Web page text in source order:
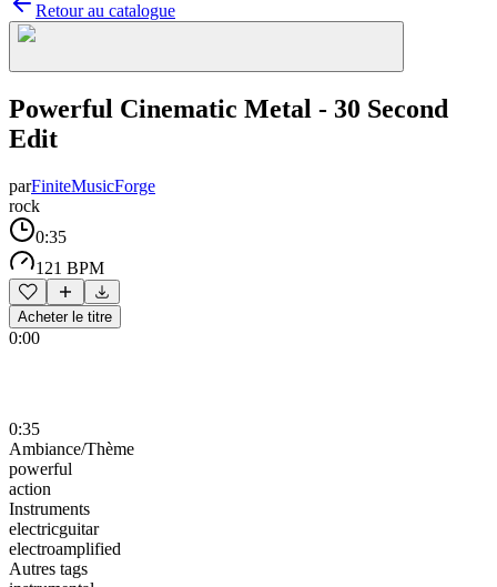
Retour au catalogue
Powerful Cinematic Metal - 30 Second
Edit
parFiniteMusicForge
rock
0:35
121 BPM
Acheter le titre
0:00
0:35
Ambiance/Thème
powerful
action
Instruments
electricguitar
electroamplified
Autres tags